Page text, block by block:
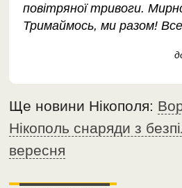
повітряної тривоги.
Тримаймось, ми разом!
Ще новини Нікополя:
Нікополь снаряди з
вересня